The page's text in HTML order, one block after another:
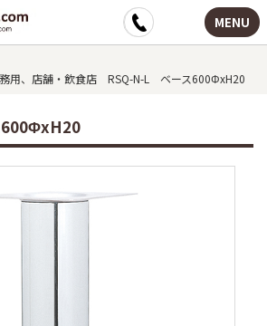
MENU
用、店舗・飲食店 RSQ-N-L ベース600ΦxH20